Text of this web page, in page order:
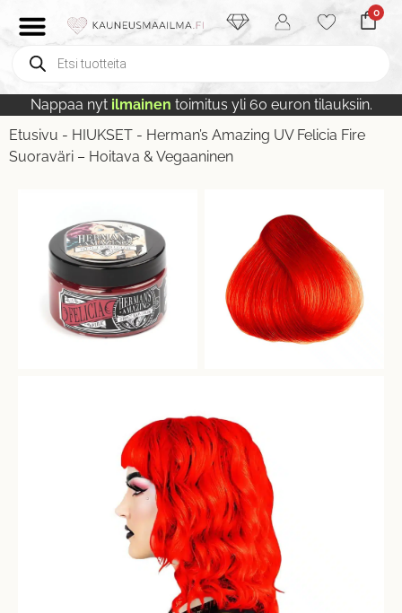
0
Nappaa nyt ilmainen toimitus yli 60 euron tilauksiin.
Etusivu - HIUKSET - Herman’s Amazing UV Felicia Fire
Suoraväri – Hoitava & Vegaaninen